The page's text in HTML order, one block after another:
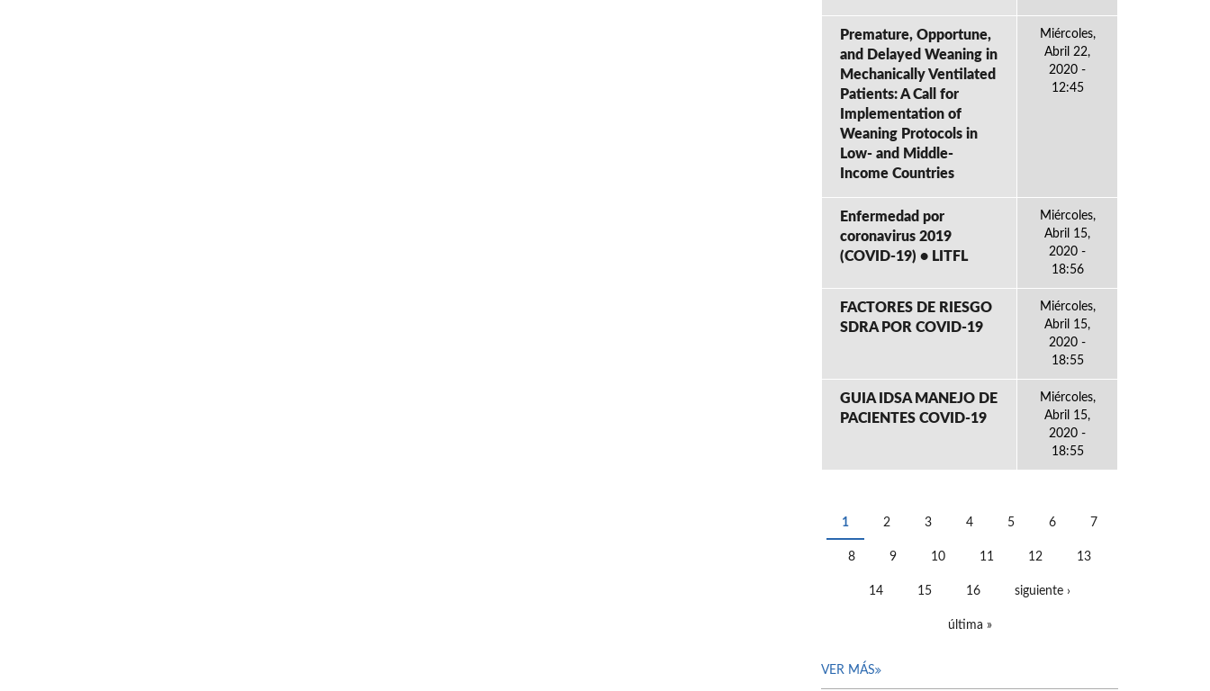
Premature, Opportune,
and Delayed Weaning in
Mechanically Ventilated
Patients: A Call for
Implementation of
Weaning Protocols in
Low- and Middle-
Income Countries
Miércoles,
Abril 22,
2020 -
12:45
Enfermedad por
coronavirus 2019
(COVID-19) • LITFL
Miércoles,
Abril 15,
2020 -
18:56
FACTORES DE RIESGO
SDRA POR COVID-19
Miércoles,
Abril 15,
2020 -
18:55
GUIA IDSA MANEJO DE
PACIENTES COVID-19
Miércoles,
Abril 15,
2020 -
18:55
PÁGINAS
1 2 3 4 5 6 7
8 9 10 11 12 13
14 15 16 siguiente ›
última »
VER MÁS